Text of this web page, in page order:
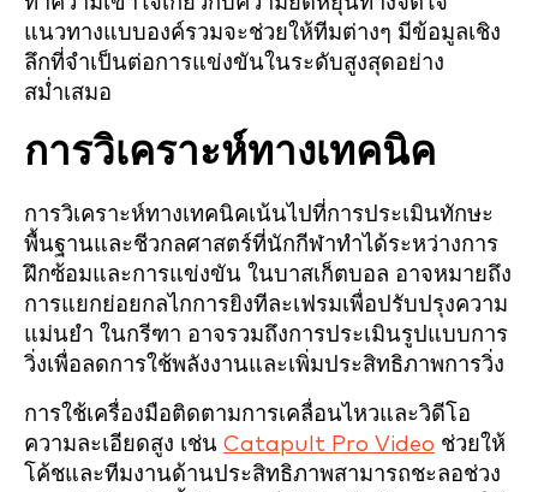
แนวทางแบบองค์รวมจะช่วยให้ทีมต่างๆ มีข้อมูลเชิง
ลึกที่จำเป็นต่อการแข่งขันในระดับสูงสุดอย่าง
สม่ำเสมอ
การวิเคราะห์ทางเทคนิค
การวิเคราะห์ทางเทคนิคเน้นไปที่การประเมินทักษะ
พื้นฐานและชีวกลศาสตร์ที่นักกีฬาทำได้ระหว่างการ
ฝึกซ้อมและการแข่งขัน ในบาสเก็ตบอล อาจหมายถึง
การแยกย่อยกลไกการยิงทีละเฟรมเพื่อปรับปรุงความ
แม่นยำ ในกรีฑา อาจรวมถึงการประเมินรูปแบบการ
วิ่งเพื่อลดการใช้พลังงานและเพิ่มประสิทธิภาพการวิ่ง
การใช้เครื่องมือติดตามการเคลื่อนไหวและวิดีโอ
ความละเอียดสูง เช่น Catapult Pro Video ช่วยให้
โค้ชและทีมงานด้านประสิทธิภาพสามารถชะลอช่วง